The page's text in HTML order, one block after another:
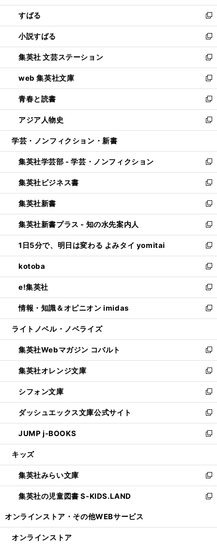
開
く
ウ
で
開
く
ン
ド
ウ
で
開
く
すばる
新
し
い
ウ
ィ
ン
ド
ウ
で
開
く
小説すばる
新
し
い
ウ
ィ
ン
ド
ウ
で
開
集英社 文芸ステーション
新
し
い
ウ
ィ
ン
ド
ウ
開
く
web 集英社文庫
新
し
い
ウ
ィ
ン
ウ
で
開
く
青春と読書
新
し
い
ウ
ン
ド
ウ
で
開
く
アジア人物史
新
し
ウ
ィ
ン
ド
ウ
で
開
く
学芸・ノンフィクション・新書
集英社学芸部 - 学芸・ノンフィクション
新
し
い
ウ
ィ
ン
ド
ウ
で
開
く
集英社ビジネス書
新
し
い
ウ
ィ
ン
ド
ウ
で
開
く
集英社新書
新
し
い
ウ
ィ
ン
ド
ウ
で
開
く
集英社新書プラス - 知の水先案内人
新
し
い
ウ
ィ
ン
ド
ウ
で
開
1日5分で、明日は変わる よみタイ yomitai
新
し
い
ウ
ィ
ン
ド
ウ
開
く
kotoba
新
し
い
ウ
ィ
ン
ウ
で
開
く
e!集英社
新
し
い
ウ
ン
ド
ウ
で
開
く
情報・知識＆オピニオン imidas
新
し
ウ
ィ
ン
ド
ウ
で
開
く
ライトノベル・ノベライズ
集英社Webマガジン コバルト
新
し
い
ウ
ィ
ン
ド
ウ
で
開
集英社オレンジ文庫
新
し
い
ウ
ィ
ン
ド
ウ
開
く
シフォン文庫
新
し
い
ウ
ィ
ン
ウ
で
開
く
ダッシュエックス文庫公式サイト
新
し
い
ウ
ン
ド
ウ
で
JUMP j-BOOKS
新
し
ウ
ィ
ン
ド
開
キッズ
集英社みらい文庫
新
し
い
ン
集英社の児童図書 S-KIDS.LAND
新
ウ
オンラインストア・ その他WEBサービス
オンラインストア